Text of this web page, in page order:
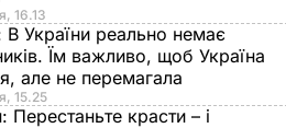
16.13
В України реально немає
Їм важливо, щоб Україна
але не перемагала
15.25
Перестаньте красти – і